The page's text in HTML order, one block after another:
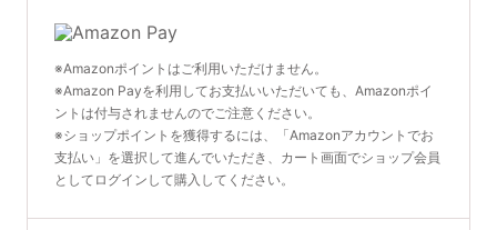
※Amazonポイントはご利用いただけません。
※Amazon Payを利用してお支払いいただいても、Amazonポイ
ントは付与されませんのでご注意ください。
※ショップポイントを獲得するには、「Amazonアカウントでお
支払い」を選択して進んでいただき、カート画面でショップ会員
としてログインして購入してください。